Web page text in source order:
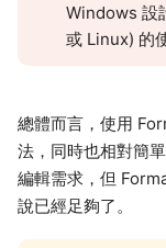
Windows 設
或 Linux) 的
總體而言，使用
法，同時也相對簡
編輯需求，但
說已經足夠了。